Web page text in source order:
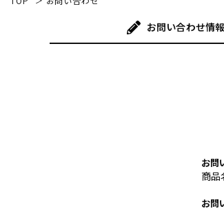
お問い合わせ情
お問
商
お問